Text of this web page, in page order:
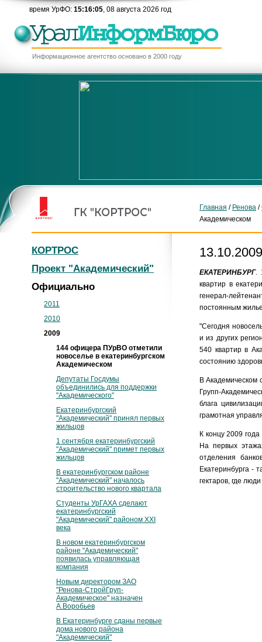
время УрФО: 15:16:05, 08 августа 2026 год
Информационное агентство основано в 2000 году
Главная / Ренова /
Академическом
КОРТРОС
Проект "Академический"
Официально
2011
2010
2009
144 офицера ПУрВО отметили
новоселье в екатеринбургском
Академическом
Депутаты Госдумы
объединились для поддержки
"Академического"
Екатеринбургский
"Академический" принял первых
жильцов
1 сентября екатеринбургский
"Академический" примет первых
жильцов
В екатеринбургском районе
"Академический" началось
строительство нового квартала
Студенты УрГАХА сделают
екатеринбургский
"Академический" районом XXI
века
В новом екатеринбургском
районе "Академический"
появилась управляющая
компания
Новым директором ЗАО
"Ренова-СтройГруп-
Академическое" назначен
А.Воробьев
В Екатеринбурге сданы первые
дома нового района
"Академический"
ЕКАТЕРИНБУРГ.
квартир в
генерал-
постоянным
"Сегодня
и из других
540 квартир в
состоянию
В Академическом
Групп-
блага
грамотная
К концу 2009
На первых
отделения
Екатеринбурга -
гектаров, где